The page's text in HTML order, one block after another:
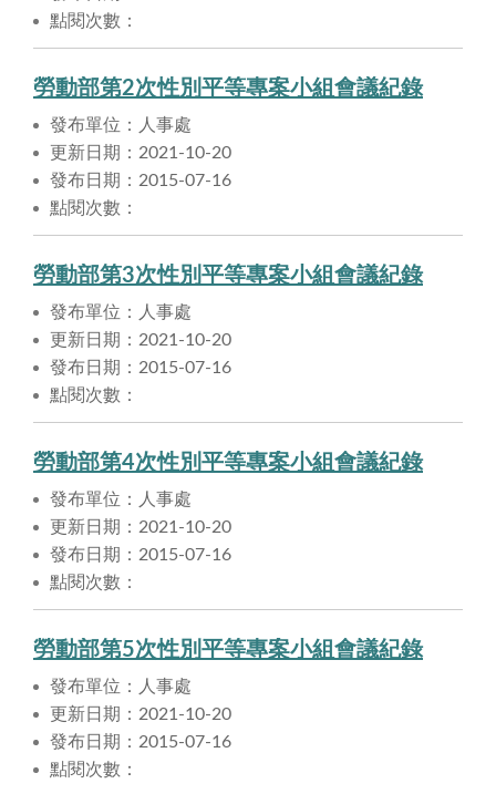
點閱次數：
勞動部第2次性別平等專案小組會議紀錄
發布單位：人事處
更新日期：2021-10-20
發布日期：2015-07-16
點閱次數：
勞動部第3次性別平等專案小組會議紀錄
發布單位：人事處
更新日期：2021-10-20
發布日期：2015-07-16
點閱次數：
勞動部第4次性別平等專案小組會議紀錄
發布單位：人事處
更新日期：2021-10-20
發布日期：2015-07-16
點閱次數：
勞動部第5次性別平等專案小組會議紀錄
發布單位：人事處
更新日期：2021-10-20
發布日期：2015-07-16
點閱次數：